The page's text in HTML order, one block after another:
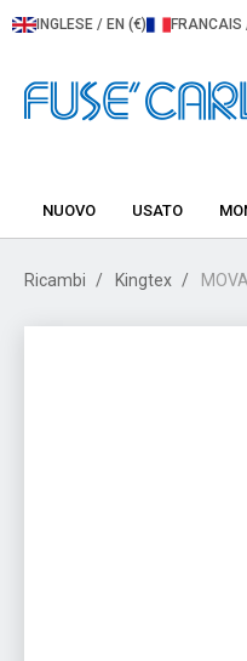
INGLESE / EN (€) FRANCAIS
NUOVO USATO
Ricambi Kingtex